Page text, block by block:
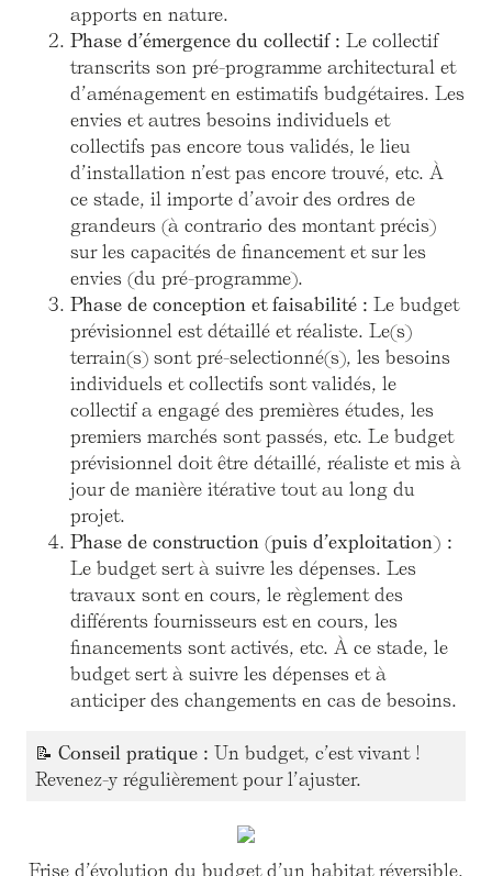
apports en nature.
Phase d’émergence du collectif : Le collectif
transcrits son pré-programme architectural et
d’aménagement en estimatifs budgétaires. Les
envies et autres besoins individuels et
collectifs pas encore tous validés, le lieu
d’installation n’est pas encore trouvé, etc. À
ce stade, il importe d’avoir des ordres de
grandeurs (à contrario des montant précis)
sur les capacités de financement et sur les
envies (du pré-programme).
Phase de conception et faisabilité : Le budget
prévisionnel est détaillé et réaliste. Le(s)
terrain(s) sont pré-selectionné(s), les besoins
individuels et collectifs sont validés, le
collectif a engagé des premières études, les
premiers marchés sont passés, etc. Le budget
prévisionnel doit être détaillé, réaliste et mis à
jour de manière itérative tout au long du
projet.
Phase de construction (puis d’exploitation) :
Le budget sert à suivre les dépenses. Les
travaux sont en cours, le règlement des
différents fournisseurs est en cours, les
financements sont activés, etc. À ce stade, le
budget sert à suivre les dépenses et à
anticiper des changements en cas de besoins.
📝 Conseil pratique : Un budget, c’est vivant !
Revenez-y régulièrement pour l’ajuster.
Frise d’évolution du budget d’un habitat réversible.